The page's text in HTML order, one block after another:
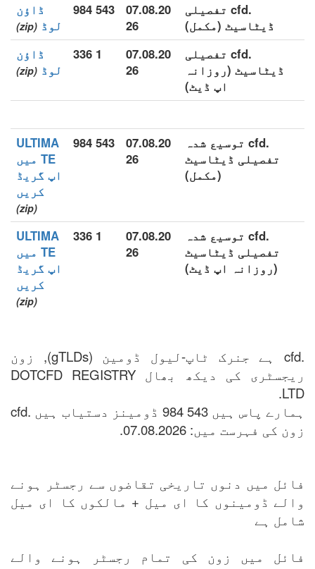
.cfd تفصیلی
ڈیٹاسیٹ (مکمل)
07.08.20
26
543 984
ڈاؤن
لوڈ (zip)
.cfd تفصیلی
ڈیٹاسیٹ (روزانہ
اپ ڈیٹ)
07.08.20
26
1 336
ڈاؤن
لوڈ (zip)
.cfd توسیع شدہ
تفصیلی ڈیٹاسیٹ
(مکمل)
07.08.20
26
543 984
ULTIMA
TE میں
اپ گریڈ
کریں
(zip)
.cfd توسیع شدہ
تفصیلی ڈیٹاسیٹ
(روزانہ اپ ڈیٹ)
07.08.20
26
1 336
ULTIMA
TE میں
اپ گریڈ
کریں
(zip)
.cfd ہے جنرک ٹاپ-لیول ڈومین (gTLDs), زون
ریجسٹری کی دیکھ بھال DOTCFD REGISTRY
LTD.
ہمارے پاس ہیں 543 984 ڈومینز دستیاب ہیں .cfd
زون کی فہرست میں: 07.08.2026.
فائل میں دنوں تاریخی تقاضوں سے رجسٹر ہونے
والے ڈومینوں کا ای میل + مالکوں کا ای میل
شامل ہے
فائل میں زون کی تمام رجسٹر ہونے والے